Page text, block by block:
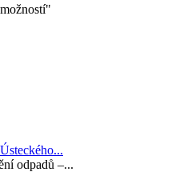
odpadů –...